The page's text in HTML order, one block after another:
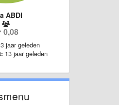
ABDI
0,08
jaar geleden
13 jaar geleden